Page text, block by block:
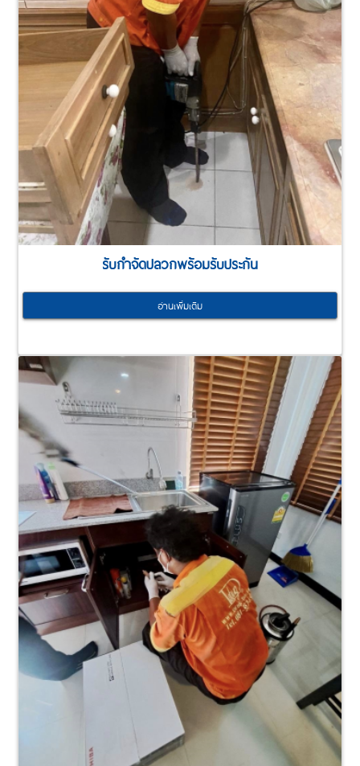
รับกำจัดปลวกพร้อมรับประกัน
อ่านเพิ่มเติม